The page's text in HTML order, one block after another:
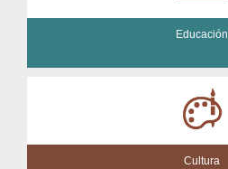
Educación
Cultura